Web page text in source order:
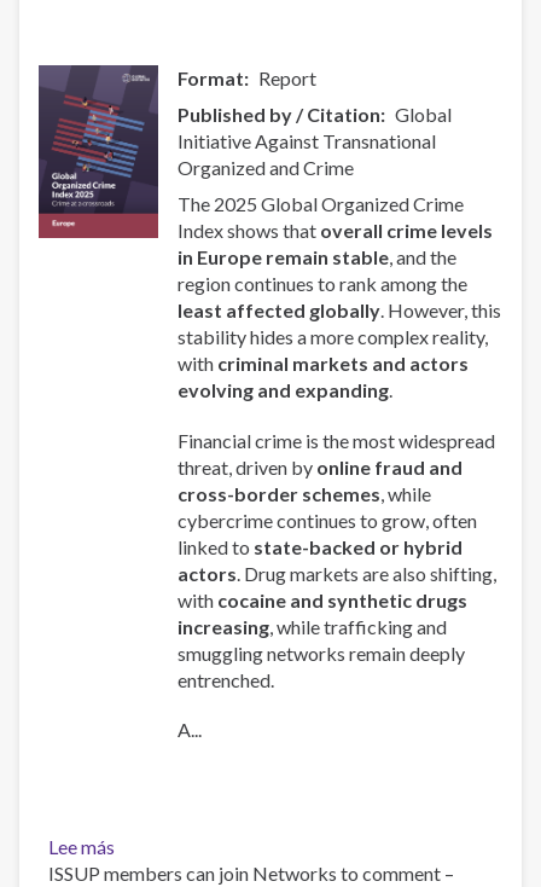
en
América
Latina.
Format
Report
Published by / Citation
Global
Initiative Against Transnational
Organized and Crime
The 2025 Global Organized Crime
Index shows that overall crime levels
in Europe remain stable, and the
region continues to rank among the
least affected globally. However, this
stability hides a more complex reality,
with criminal markets and actors
evolving and expanding.
Financial crime is the most widespread
threat, driven by online fraud and
cross-border schemes , while
cybercrime continues to grow, often
linked to state-backed or hybrid
actors . Drug markets are also shifting,
with cocaine and synthetic drugs
increasing , while trafficking and
smuggling networks remain deeply
entrenched.
A...
Lee más
Global
ISSUP members can join Networks to comment –